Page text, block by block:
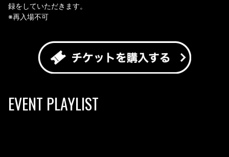
録をしていただきます。
※再入場不可
EVENT PLAYLIST